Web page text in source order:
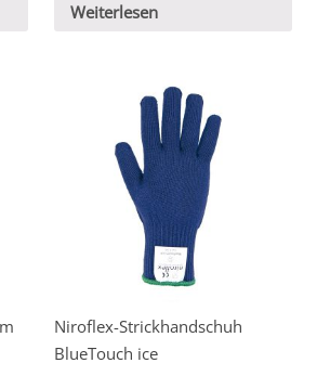
Weiterlesen
Niroflex-Strickhandschuh
BlueTouch ice